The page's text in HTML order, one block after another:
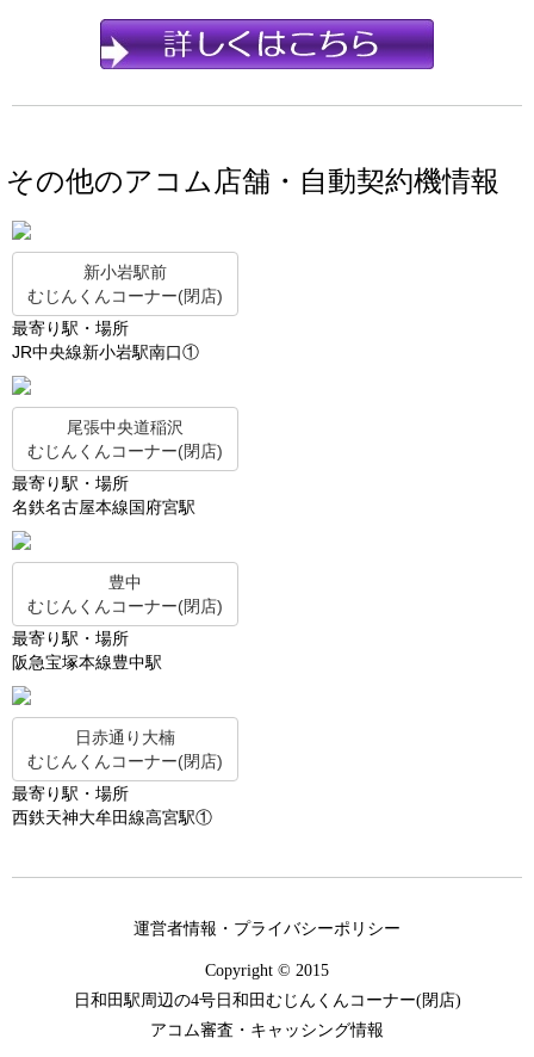
その他のアコム店舗・自動契約機情報
新小岩駅前
むじんくんコーナー(閉店)
最寄り駅・場所
JR中央線新小岩駅南口①
尾張中央道稲沢
むじんくんコーナー(閉店)
最寄り駅・場所
名鉄名古屋本線国府宮駅
豊中
むじんくんコーナー(閉店)
最寄り駅・場所
阪急宝塚本線豊中駅
日赤通り大楠
むじんくんコーナー(閉店)
最寄り駅・場所
西鉄天神大牟田線高宮駅①
運営者情報・プライバシーポリシー
Copyright © 2015
日和田駅周辺の4号日和田むじんくんコーナー(閉店)
アコム審査・キャッシング情報